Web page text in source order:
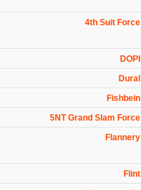
4th Suit Force
DOPI
Dural
Fishbein
5NT Grand Slam Force
Flannery
Flint